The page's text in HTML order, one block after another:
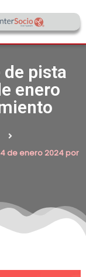
pista
enero
de enero 2024 por